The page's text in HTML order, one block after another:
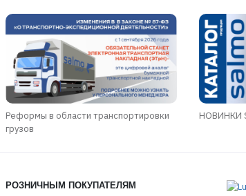
Реформы в области транспортировки
грузов
НОВИНКИ
РОЗНИЧНЫМ ПОКУПАТЕЛЯМ